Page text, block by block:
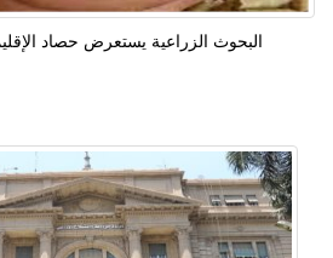
البحوث الزراعية يستعرض حصاد